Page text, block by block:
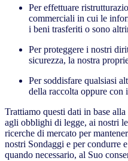
Per effettuare
commerciali in cui le
i beni trasferiti o sono
Per proteggere i nostri
sicurezza, la nostra
Per soddisfare qualsiasi
della raccolta oppure con
Trattiamo questi dati in base
agli obblighi di legge, ai nostri
ricerche di mercato per
nostri Sondaggi e per condurre
quando necessario, al Suo